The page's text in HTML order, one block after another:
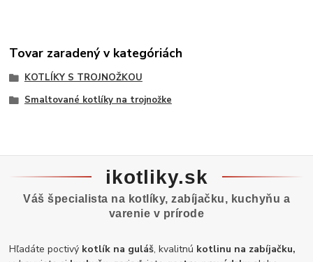
Tovar zaradený v kategóriách
KOTLÍKY S TROJNOŽKOU
Smaltované kotlíky na trojnožke
ikotliky.sk
Váš špecialista na kotlíky, zabíjačku, kuchyňu a
varenie v prírode
Hľadáte poctivý kotlík na guláš, kvalitnú kotlinu na zabíjačku,